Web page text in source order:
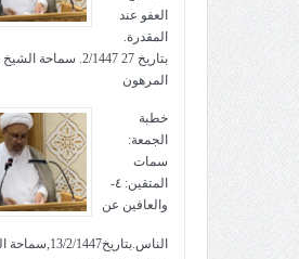
العفو عند
المقدرة.
بتاريخ 27 2/1447.
المرهون
خطبة
الجمعة:
سمات
المتقين: ٤-
والعافين عن
الناس.بتاريخ13/2/